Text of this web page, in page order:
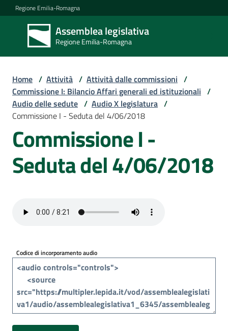
Vai al contenuto
Vai alla navigazione
Vai al footer
Regione Emilia-Romagna
Assemblea legislativa
Regione Emilia-Romagna
Assemblea
legislativa
Regione Emilia-
Assemblea
Attività
media
cittadini
Home / Attività / Attività dalle commissioni /
Commissione I: Bilancio Affari generali ed istituzionali /
Audio delle sedute / Audio X legislatura /
Commissione I - Seduta del 4/06/2018
Commissione I -
Seduta del 4/06/2018
Codice di incorporamento audio